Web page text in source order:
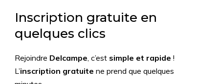
Inscription gratuite en
quelques clics
Rejoindre Delcampe, c’est simple et rapide !
L’inscription gratuite ne prend que quelques